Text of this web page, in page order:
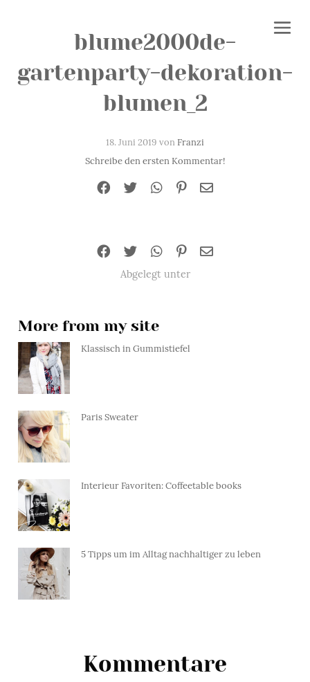
blume2000de-
gartenparty-dekoration-
blumen_2
18. Juni 2019 vonFranzi
Schreibe den ersten Kommentar!
Abgelegt unter
More from my site
Klassisch in Gummistiefel
Paris Sweater
Interieur Favoriten: Coffeetable books
5 Tipps um im Alltag nachhaltiger zu leben
Kommentare